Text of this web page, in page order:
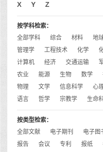
X
Y Z
按学科检索：
全部学科
综合 材料 地
管理学
工程技术 化学
计算机
经济 交通运输
农业
能源 生物 数学
物理
文学 信息科学 心
语言
哲学 宗教学 生命
按类型检索：
全部文献
电子期刊 电子图
报告
会议 专利 报纸